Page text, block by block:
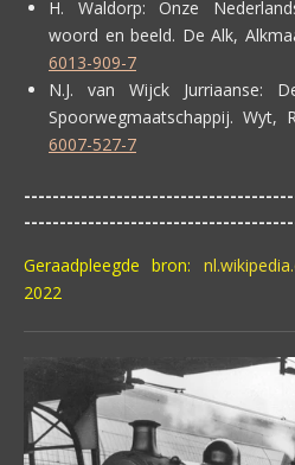
H. Waldorp:
Onze
woord en beeld. De Alk,
6013-909-7
N.J. van Wijck Jurriaanse:
Spoorwegmaatschappij. Wyt,
6007-527-7
Geraadpleegde bron:
2022